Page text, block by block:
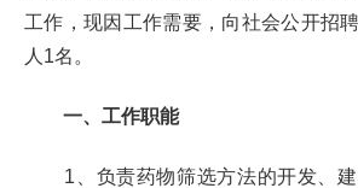
工作，现因工作需要，向社会公开招
人 1名。
一、 工作职能
1 、负责药物筛选方法的开发、